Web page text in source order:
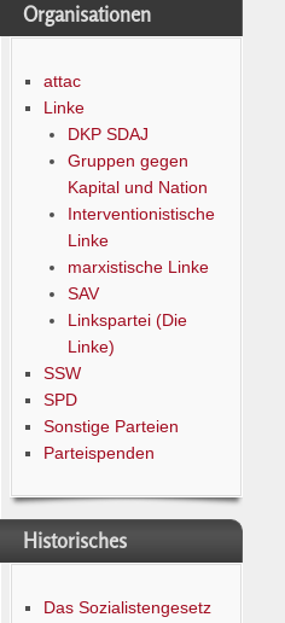
Organisationen
attac
Linke
DKP SDAJ
Gruppen gegen
Kapital und Nation
Interventionistische
Linke
marxistische Linke
SAV
Linkspartei (Die
Linke)
SSW
SPD
Sonstige Parteien
Parteispenden
Historisches
Das Sozialistengesetz